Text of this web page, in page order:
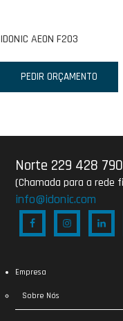
IDONIC AEON F203
PEDIR ORÇAMENTO
Norte 229 428 790
(Chamada para a rede
info@idonic.com
Empresa
Sobre Nós